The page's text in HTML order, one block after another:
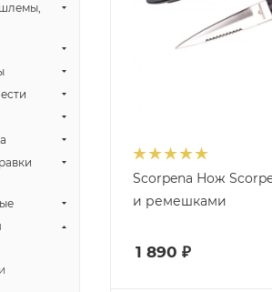
Scorpena Нож
и ремешками
1 890 ₽